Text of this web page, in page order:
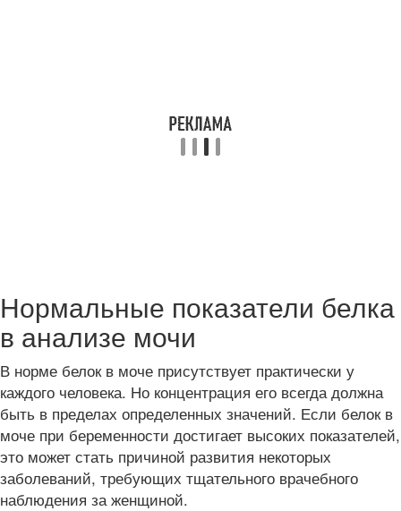
Нормальные показатели белка
в анализе мочи
В норме белок в моче присутствует практически у
каждого человека. Но концентрация его всегда должна
быть в пределах определенных значений. Если белок в
моче при беременности достигает высоких показателей,
это может стать причиной развития некоторых
заболеваний, требующих тщательного врачебного
наблюдения за женщиной.